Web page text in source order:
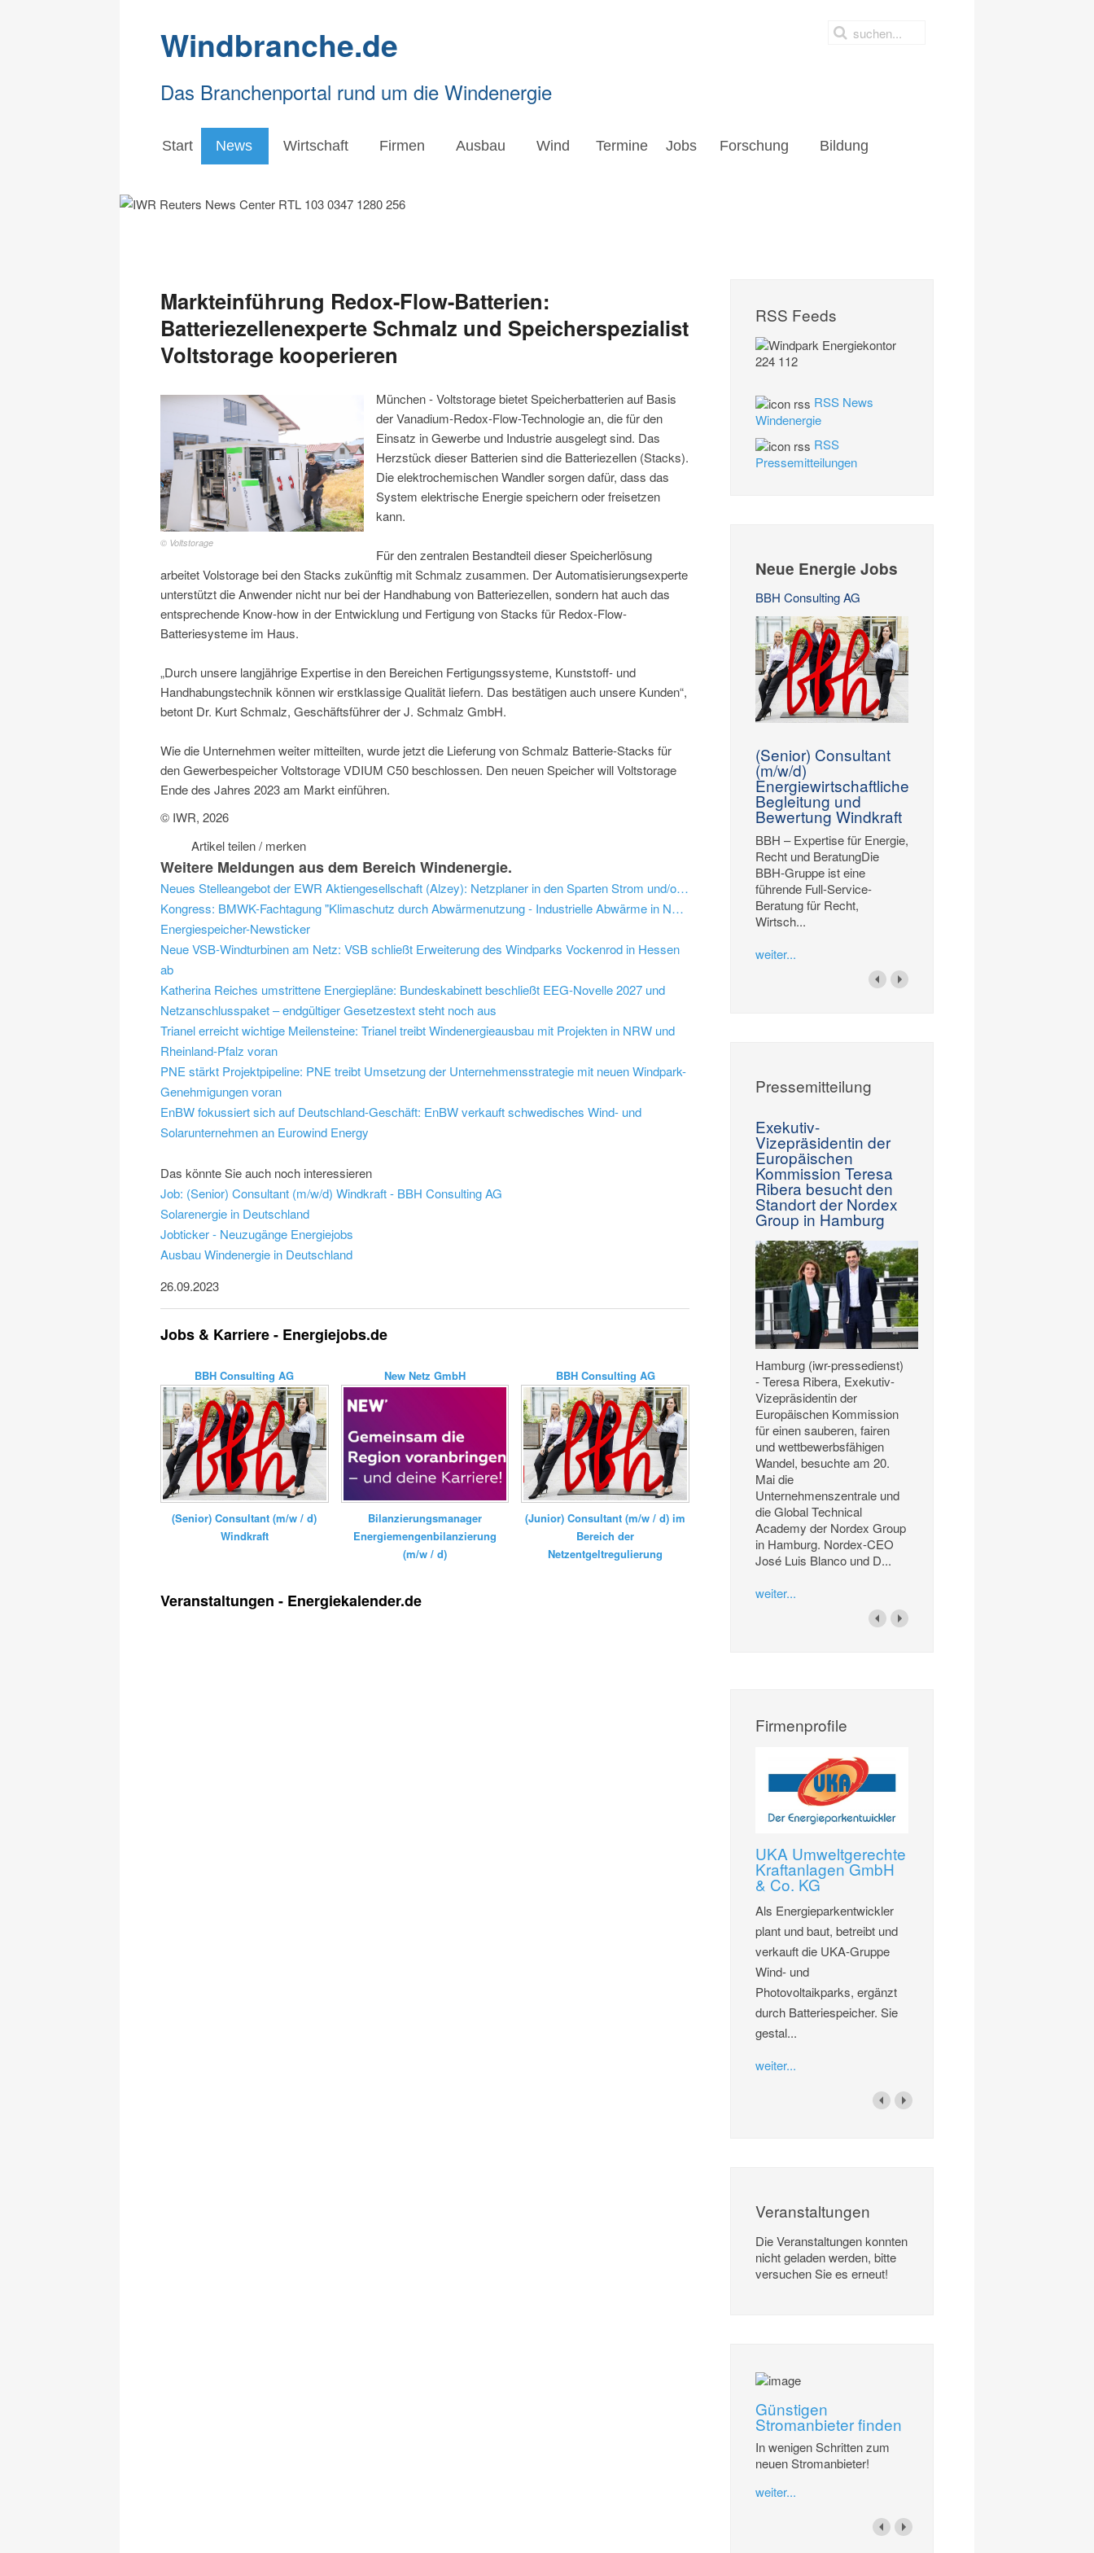
Windbranche.de
Das Branchenportal rund um die Windenergie
Start News Wirtschaft Firmen Ausbau Wind Termine Jobs Forschung Bildung
Markteinführung Redox-Flow-Batterien:
Batteriezellenexperte Schmalz und Speicherspezialist
Voltstorage kooperieren
© Voltstorage
München - Voltstorage bietet Speicherbatterien auf Basis
der Vanadium-Redox-Flow-Technologie an, die für den
Einsatz in Gewerbe und Industrie ausgelegt sind. Das
Herzstück dieser Batterien sind die Batteriezellen (Stacks).
Die elektrochemischen Wandler sorgen dafür, dass das
System elektrische Energie speichern oder freisetzen
kann.
Für den zentralen Bestandteil dieser Speicherlösung
arbeitet Volstorage bei den Stacks zukünftig mit Schmalz zusammen. Der Automatisierungsexperte
unterstützt die Anwender nicht nur bei der Handhabung von Batteriezellen, sondern hat auch das
entsprechende Know-how in der Entwicklung und Fertigung von Stacks für Redox-Flow-
Batteriesysteme im Haus.
„Durch unsere langjährige Expertise in den Bereichen Fertigungssysteme, Kunststoff- und
Handhabungstechnik können wir erstklassige Qualität liefern. Das bestätigen auch unsere Kunden“,
betont Dr. Kurt Schmalz, Geschäftsführer der J. Schmalz GmbH.
Wie die Unternehmen weiter mitteilten, wurde jetzt die Lieferung von Schmalz Batterie-Stacks für
den Gewerbespeicher Voltstorage VDIUM C50 beschlossen. Den neuen Speicher will Voltstorage
Ende des Jahres 2023 am Markt einführen.
© IWR, 2026
Artikel teilen / merken
Weitere Meldungen aus dem Bereich Windenergie.
Neues Stelleangebot der EWR Aktiengesellschaft (Alzey): Netzplaner in den Sparten Strom und/oder Rohrnetz (m/w/d)
Kongress: BMWK-Fachtagung "Klimaschutz durch Abwärmenutzung - Industrielle Abwärme in NRW"
Energiespeicher-Newsticker
Neue VSB-Windturbinen am Netz: VSB schließt Erweiterung des Windparks Vockenrod in Hessen
ab
Katherina Reiches umstrittene Energiepläne: Bundeskabinett beschließt EEG-Novelle 2027 und
Netzanschlusspaket – endgültiger Gesetzestext steht noch aus
Trianel erreicht wichtige Meilensteine: Trianel treibt Windenergieausbau mit Projekten in NRW und
Rheinland-Pfalz voran
PNE stärkt Projektpipeline: PNE treibt Umsetzung der Unternehmensstrategie mit neuen Windpark-
Genehmigungen voran
EnBW fokussiert sich auf Deutschland-Geschäft: EnBW verkauft schwedisches Wind- und
Solarunternehmen an Eurowind Energy
Das könnte Sie auch noch interessieren
Job: (Senior) Consultant (m/w/d) Windkraft - BBH Consulting AG
Solarenergie in Deutschland
Jobticker - Neuzugänge Energiejobs
Ausbau Windenergie in Deutschland
26.09.2023
Jobs & Karriere - Energiejobs.de
BBH Consulting AG
(Senior) Consultant (m/w / d)
Windkraft
New Netz GmbH
Bilanzierungsmanager
Energiemengenbilanzierung
(m/w / d)
BBH Consulting AG
(Junior) Consultant (m/w / d) im
Bereich der
Netzentgeltregulierung
Veranstaltungen - Energiekalender.de
RSS Feeds
RSS News
Windenergie
RSS
Pressemitteilungen
Neue Energie Jobs
BBH Consulting AG
(Senior) Consultant
(m/w/d)
Energiewirtschaftliche
Begleitung und
Bewertung Windkraft
BBH – Expertise für Energie,
Recht und BeratungDie
BBH-Gruppe ist eine
führende Full-Service-
Beratung für Recht,
Wirtsch...
weiter...
Pressemitteilung
Exekutiv-
Vizepräsidentin der
Europäischen
Kommission Teresa
Ribera besucht den
Standort der Nordex
Group in Hamburg
Hamburg (iwr-pressedienst)
- Teresa Ribera, Exekutiv-
Vizepräsidentin der
Europäischen Kommission
für einen sauberen, fairen
und wettbewerbsfähigen
Wandel, besuchte am 20.
Mai die
Unternehmenszentrale und
die Global Technical
Academy der Nordex Group
in Hamburg. Nordex-CEO
José Luis Blanco und D...
weiter...
Firmenprofile
UKA Umweltgerechte
Kraftanlagen GmbH
& Co. KG
Als Energieparkentwickler
plant und baut, betreibt und
verkauft die UKA-Gruppe
Wind- und
Photovoltaikparks, ergänzt
durch Batteriespeicher. Sie
gestal...
weiter...
Veranstaltungen
Die Veranstaltungen konnten
nicht geladen werden, bitte
versuchen Sie es erneut!
Günstigen
Stromanbieter finden
In wenigen Schritten zum
neuen Stromanbieter!
weiter...